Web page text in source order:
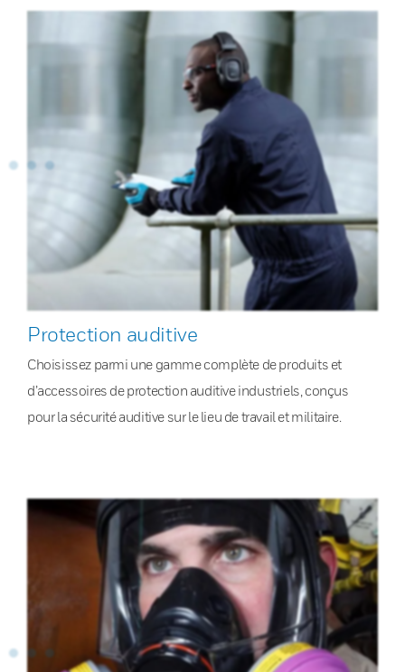
Protection auditive
Choisissez parmi une gamme complète de produits et
d’accessoires de protection auditive industriels, conçus
pour la sécurité auditive sur le lieu de travail et militaire.